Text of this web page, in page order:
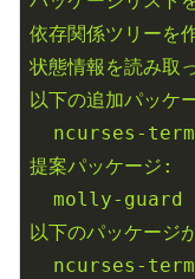
依存関係ツリー
状態情報を読み
以下の追加パッケ
ncurses-term
提案パッケージ:
molly-guard
以下のパッケージ
ncurses-term